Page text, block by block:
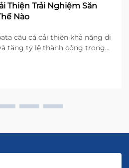
Thiện Trải Nghiệm Săn
Nào
câu cá cải thiện khả năng di
tăng tỷ lệ thành công trong
lạnh giá. Tìm hiểu ngay